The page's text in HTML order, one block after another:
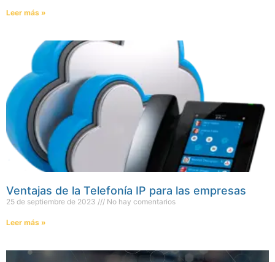
Leer más »
Ventajas de la Telefonía IP para las empresas
25 de septiembre de 2023 No hay comentarios
Leer más »